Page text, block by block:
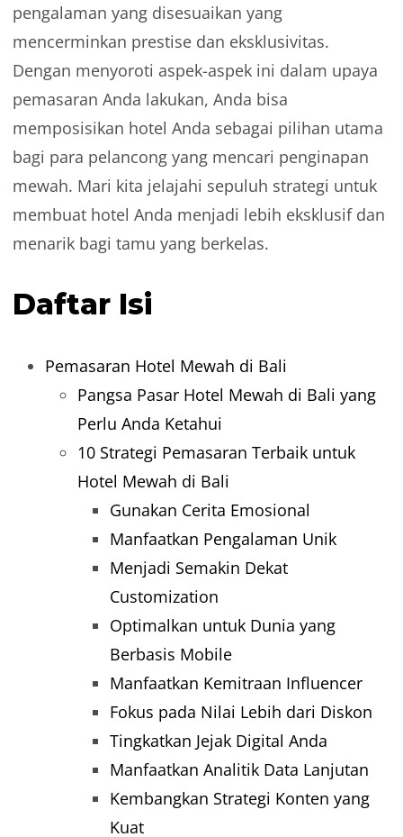
pengalaman yang disesuaikan yang
mencerminkan prestise dan eksklusivitas.
Dengan menyoroti aspek-aspek ini dalam upaya
pemasaran Anda lakukan, Anda bisa
memposisikan hotel Anda sebagai pilihan utama
bagi para pelancong yang mencari penginapan
mewah. Mari kita jelajahi sepuluh strategi untuk
membuat hotel Anda menjadi lebih eksklusif dan
menarik bagi tamu yang berkelas.
Daftar Isi
Pemasaran Hotel Mewah di Bali
Pangsa Pasar Hotel Mewah di Bali yang
Perlu Anda Ketahui
10 Strategi Pemasaran Terbaik untuk
Hotel Mewah di Bali
Gunakan Cerita Emosional
Manfaatkan Pengalaman Unik
Menjadi Semakin Dekat
Customization
Optimalkan untuk Dunia yang
Berbasis Mobile
Manfaatkan Kemitraan Influencer
Fokus pada Nilai Lebih dari Diskon
Tingkatkan Jejak Digital Anda
Manfaatkan Analitik Data Lanjutan
Kembangkan Strategi Konten yang
Kuat